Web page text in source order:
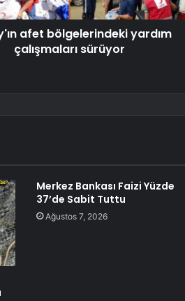
afet bölgelerindeki yardım
çalışmaları sürüyor
Merkez Bankası Faizi Yüzde
37’de Sabit Tuttu
Ağustos 7, 2026